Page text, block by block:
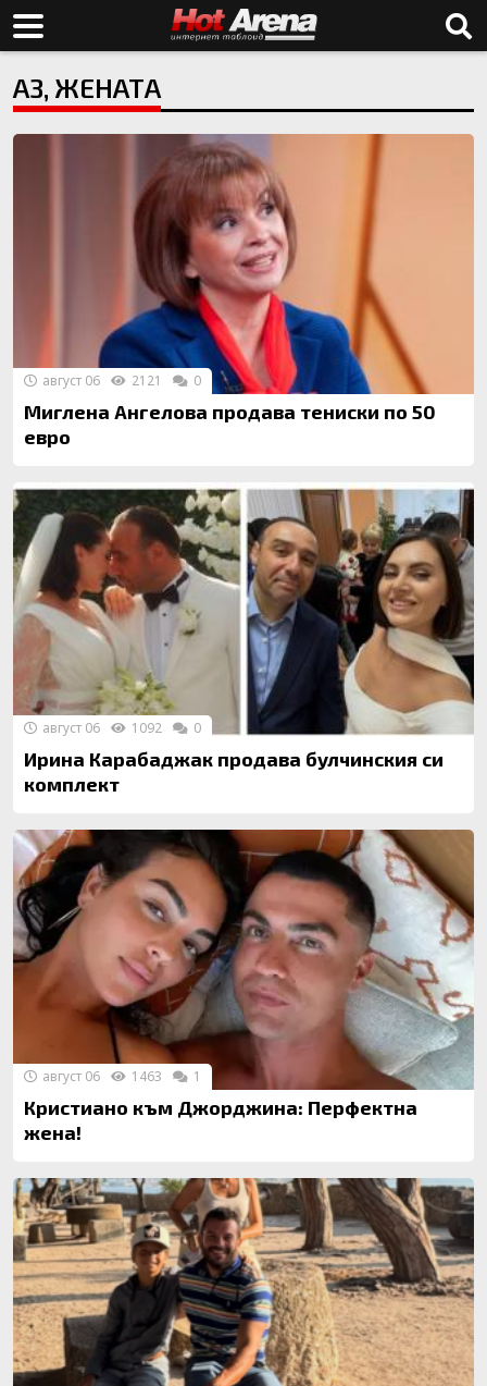
АЗ, ЖЕНАТА
Миглена Ангелова продава тениски по 50
евро
август 06 2121 0
Ирина Карабаджак продава булчинския си
комплект
август 06 1092 0
Кристиано към Джорджина: Перфектна
жена!
август 06 1463 1